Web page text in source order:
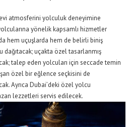
atmosferini yolculuk deneyimine
yönelik kapsamlı hizmetler
hem uçuşlarda hem de belirli biniş
dağıtacak; uçakta özel tasarlanmış
talep eden yolcuları için seccade temin
özel bir eğlence seçkisini de
Ayrıca Dubai’deki özel yolcu
lezzetleri servis edilecek.